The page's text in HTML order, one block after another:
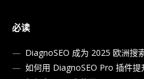
必读
DiagnoSEO 成为 2025 欧洲搜
如何用 DiagnoSEO Pro 插件提